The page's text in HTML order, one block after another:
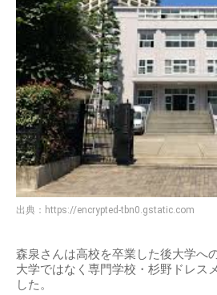
出典： https://encrypted-tbn0.gstatic.com
森泉さんは高校を卒業した後大学へ
大学ではなく専門学校・杉野ドレス
した。